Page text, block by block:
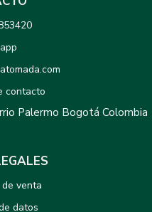
contacto
Palermo Bogotá Colombia
venta
datos